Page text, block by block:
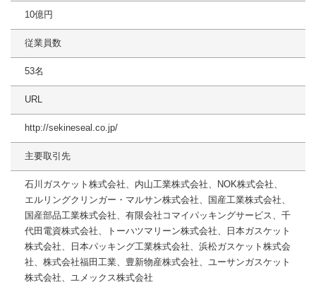
10億円
従業員数
53名
URL
http://sekineseal.co.jp/
主要取引先
石川ガスケット株式会社、内山工業株式会社、NOK株式会社、
エルリングクリンガー・マルサン株式会社、国産工業株式会社、
国産部品工業株式会社、有限会社コマイパッキングサービス、千
代田電資株式会社、トーハツマリーン株式会社、日本ガスケット
株式会社、日本パッキング工業株式会社、浜松ガスケット株式会
社、株式会社福田工業、豊新物産株式会社、ユーサンガスケット
株式会社、ユメックス株式会社